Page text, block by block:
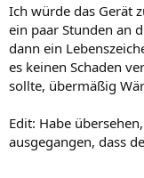
Ich würde das Gerät
ein paar Stunden an
dann ein
es keinen Schaden
sollte, übermäßig
Edit: Habe
ausgegangen, dass